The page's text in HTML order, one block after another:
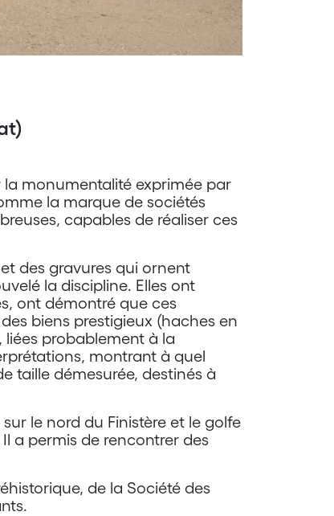
monumentalité exprimée par
la marque de sociétés
capables de réaliser ces
des gravures qui ornent
la discipline. Elles ont
ont démontré que ces
biens prestigieux (haches en
liées probablement à la
montrant à quel
taille démesurée, destinés à
le nord du Finistère et le golfe
a permis de rencontrer des
de la Société des